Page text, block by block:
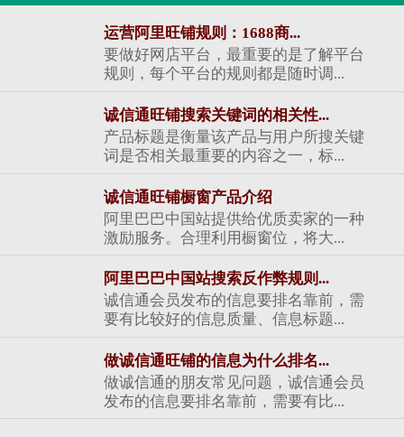
运营阿里旺铺规则：1688商...
要做好网店平台，最重要的是了解平台
规则，每个平台的规则都是随时调...
诚信通旺铺搜索关键词的相关性...
产品标题是衡量该产品与用户所搜关键
词是否相关最重要的内容之一，标...
诚信通旺铺橱窗产品介绍
阿里巴巴中国站提供给优质卖家的一种
激励服务。合理利用橱窗位，将大...
阿里巴巴中国站搜索反作弊规则...
诚信通会员发布的信息要排名靠前，需
要有比较好的信息质量、信息标题...
做诚信通旺铺的信息为什么排名...
做诚信通的朋友常见问题，诚信通会员
发布的信息要排名靠前，需要有比...